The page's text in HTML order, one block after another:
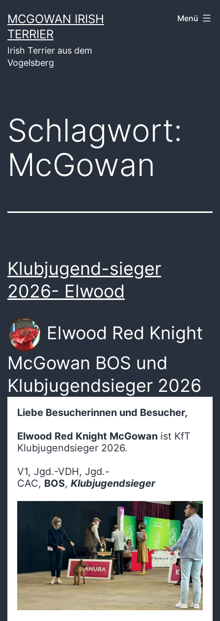
Inhalt
springen
MCGOWAN IRISH
TERRIER
Irish Terrier aus dem
Vogelsberg
Menü
Schlagwort:
McGowan
Klubjugend-sieger
2026- Elwood
Elwood Red Knight
McGowan BOS und
Klubjugendsieger 2026
Liebe Besucherinnen und Besucher,
Elwood Red Knight McGowan ist KfT
Klubjugendsieger 2026.
V1, Jgd.-VDH, Jgd.-
CAC, BOS, Klubjugendsieger